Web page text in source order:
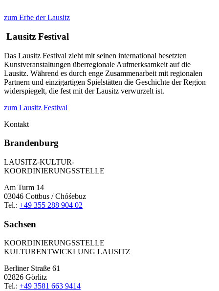
zum Erbe der Lausitz
Lausitz Festival
Das Lausitz Festival zieht mit seinen international besetzten
Kunstveranstaltungen überregionale Aufmerksamkeit auf die
Lausitz. Während es durch enge Zusammenarbeit mit regionalen
Partnern und einzigartigen Spielstätten die Geschichte der Region
widerspiegelt, die fest mit der Lausitz verwurzelt ist.
zum Lausitz Festival
Kontakt
Brandenburg
LAUSITZ-KULTUR-
KOORDINIERUNGSSTELLE
Am Turm 14
03046 Cottbus / Chóśebuz
Tel.: +49 355 288 904 02
Sachsen
KOORDINIERUNGSSTELLE
KULTURENTWICKLUNG LAUSITZ
Berliner Straße 61
02826 Görlitz
Tel.: +49 3581 663 9414